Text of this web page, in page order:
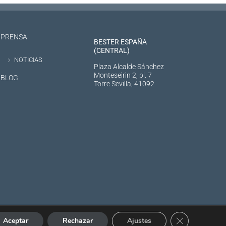
PRENSA
NOTICIAS
BLOG
BESTER ESPAÑA
(CENTRAL)
Plaza Alcalde Sánchez
Monteseirin 2, pl. 7
Torre Sevilla, 41092
Aceptar Rechazar Ajustes Cerrar el